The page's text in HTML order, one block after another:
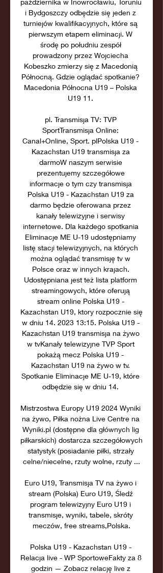
października w Inowrocławiu, Toruniu
i Bydgoszczy odbędzie się jeden z
turniejów kwalifikacyjnych, które są
pierwszym etapem eliminacji. W
środę po południu zespół
prowadzony przez Wojciecha
Kobeszko zmierzy się z Macedonią
Północną. Gdzie oglądać spotkanie?
Macedonia Północna U19 – Polska
U19 11.
pl. Transmisja TV: TVP
SportTransmisja Online:
Canal+Online, Sport. plPolska U19 -
Kazachstan U19 transmisja za
darmoW naszym serwisie
prezentujemy szczegółowe
informacje o tym czy transmisja
Polska U19 - Kazachstan U19 za
darmo będzie oferowana przez
kanały telewizyjne i serwisy
internetowe. Dla każdego spotkania
Eliminacje ME U-19 udostępniamy
listę stacji telewizyjnych, na których
można oglądać transmisję tv w
Polsce oraz w innych krajach.
Udostępniana jest też lista platform
streamingowych, które oferują
stream online Polska U19 -
Kazachstan U19, ktory rozpocznie się
w dniu 14. 2023 13:15. Polska U19 -
Kazachstan U19 transmisja na żywo
w tvKanały telewizyjne TVP Sport
pokażą mecz Polska U19 -
Kazachstan U19 na żywo w tv.
Spotkanie Eliminacje ME U-19, które
odbędzie się w dniu 14.
Mistrzostwa Europy U19 2024 Wyniki
na żywo, Piłka nożna Live Centre na
Wyniki.pl (dostępne dla głównych lig
piłkarskich) dostarcza szczegółowych
statystyk (posiadanie piłki, strzały
celne/niecelne, rzuty wolne, rzuty ...
Euro U19, Transmisja TV na żywo i
stream (Polska) Euro U19, Śledź
program telewizyjny Euro U19 i
transmisje, wyniki, tabele, skróty
meczów, free streams,Polska.
Polska U19 - Kazachstan U19 -
Relacja live - WP SportoweFakty za 8
godzin — Zobacz relację live z